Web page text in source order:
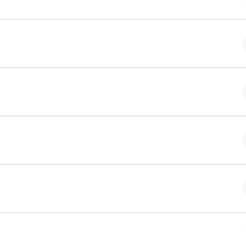
गैर-वापसी योग्य हैं, इसलिए रद्द करने की स्थिति में कुल टूर मूल्य का